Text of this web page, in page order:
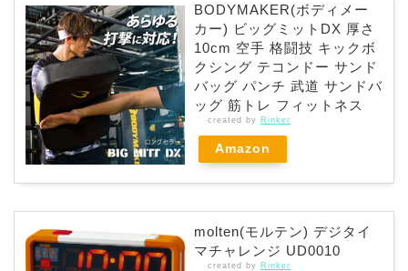
BODYMAKER(ボディメー
カー) ビッグミットDX 厚さ
10cm 空手 格闘技 キックボ
クシング テコンドー サンド
バッグ パンチ 武道 サンドバ
ッグ 筋トレ フィットネス
created by Rinker
Amazon
molten(モルテン) デジタイ
マチャレンジ UD0010
created by Rinker